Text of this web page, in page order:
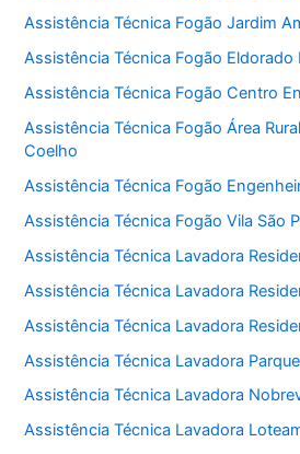
Assistência Técnica Fogão Jardim
Assistência Técnica Fogão Eldorado I
Assistência Técnica Fogão Centro
Assistência Técnica Fogão Área
Coelho
Assistência Técnica Fogão
Assistência Técnica Fogão Vila São
Assistência Técnica Lavadora
Assistência Técnica Lavadora
Assistência Técnica Lavadora
Assistência Técnica Lavadora
Assistência Técnica Lavadora
Assistência Técnica Lavadora